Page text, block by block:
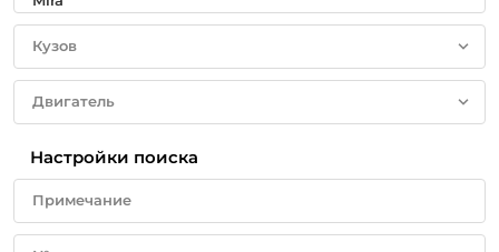
Кузов
Двигатель
Настройки поиска
Примечание